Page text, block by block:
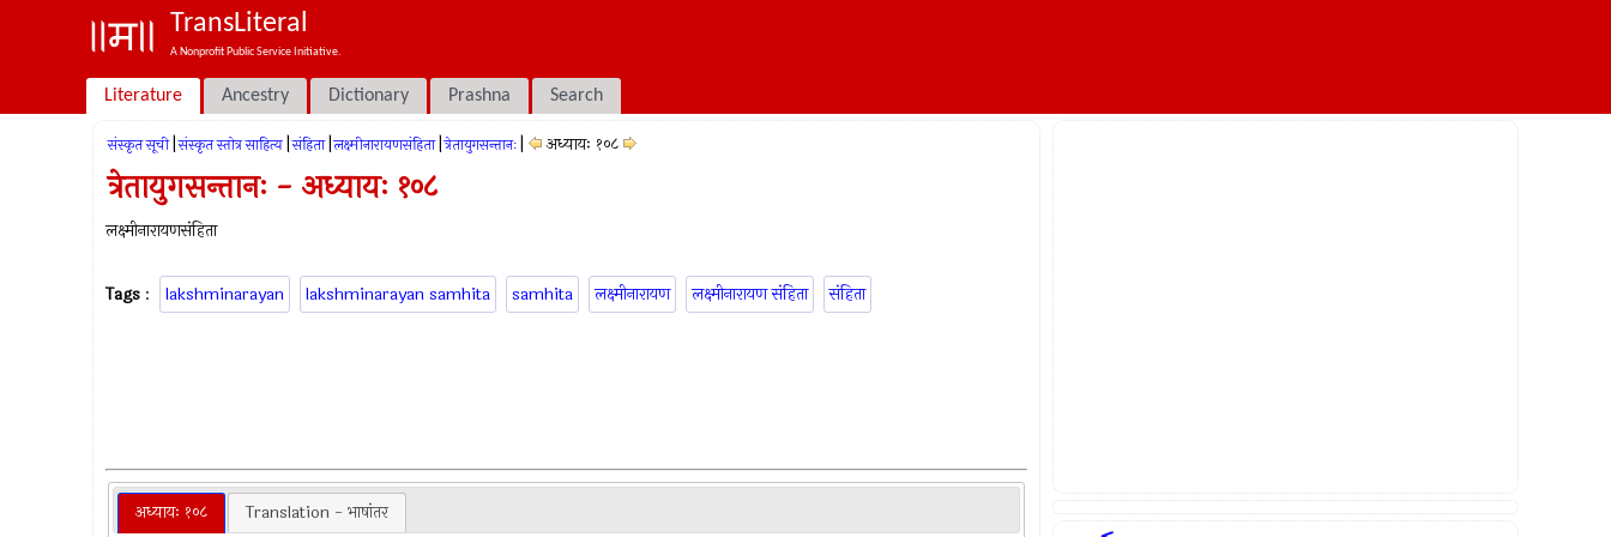
TransLiteral
A Nonprofit Public Service Initiative.
Literature Ancestry Dictionary Prashna Search
संस्कृत सूची संस्कृत स्तोत्र साहित्य संहिता लक्ष्मीनारायणसंहिता त्रेतायुगसन्तानः अध्यायः १०८
त्रेतायुगसन्तानः - अध्यायः १०८
लक्ष्मीनारायणसंहिता
Tags : lakshminarayan lakshminarayan samhita samhita लक्ष्मीनारायण लक्ष्मीनारायण संहिता संहिता
अध्यायः १०८ Translation - भाषांतर